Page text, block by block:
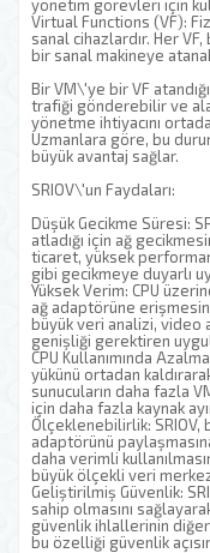
yönetim görevleri için
Virtual Functions (VF):
sanal cihazlardır. Her VF,
bir sanal makineye
Bir VM\'ye bir VF
trafiği gönderebilir ve
yönetme ihtiyacını
Uzmanlara göre, bu
büyük avantaj sağlar.
SRIOV\'un Faydaları:
Düşük Gecikme Süresi:
atladığı için ağ
ticaret, yüksek
gibi gecikmeye duyarlı
Yüksek Verim: CPU
ağ adaptörüne erişmesini
büyük veri analizi, video
genişliği gerektiren
CPU Kullanımında
yükünü ortadan
sunucuların daha fazla
için daha fazla kaynak
Ölçeklenebilirlik: SRIOV,
adaptörünü
daha verimli
büyük ölçekli veri
Geliştirilmiş Güvenlik:
sahip olmasını
güvenlik ihlallerinin
bu özelliği güvenlik